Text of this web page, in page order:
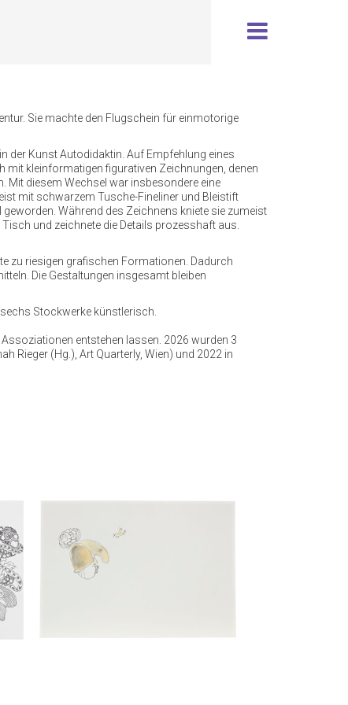
Sie machte den Flugschein für einmotorige
der Kunst Autodidaktin. Auf Empfehlung eines
mit kleinformatigen figurativen Zeichnungen, denen
Mit diesem Wechsel war insbesondere eine
mit schwarzem Tusche-Fineliner und Bleistift
Während des Zeichnens kniete sie zumeist
und zeichnete die Details prozesshaft aus.
zu riesigen grafischen Formationen. Dadurch
Die Gestaltungen insgesamt bleiben
Stockwerke künstlerisch.
entstehen lassen. 2026 wurden 3
Rieger (Hg.), Art Quarterly, Wien) und 2022 in